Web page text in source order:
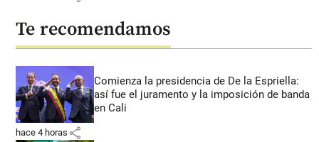
Te recomendamos
Comienza la presidencia de De la Espriella:
así fue el juramento y la imposición de banda
en Cali
hace 4 horas share